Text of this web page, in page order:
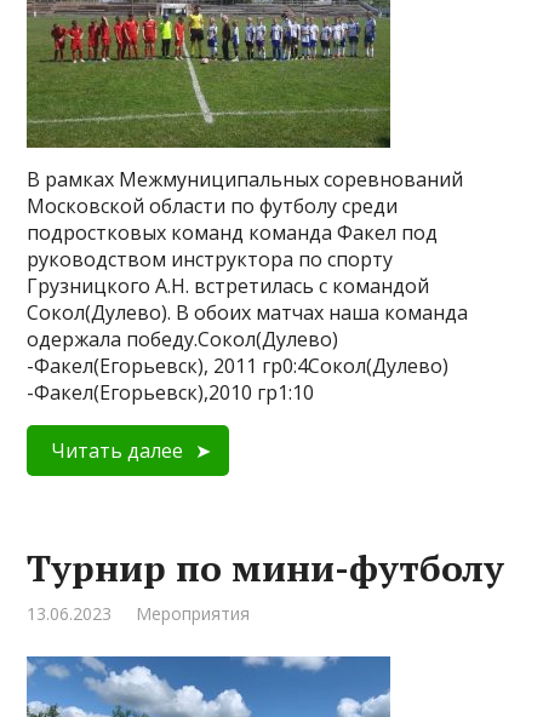
В рамках Межмуниципальных соревнований
Московской области по футболу среди
подростковых команд команда Факел под
руководством инструктора по спорту
Грузницкого А.Н. встретилась с командой
Сокол(Дулево). В обоих матчах наша команда
одержала победу.Сокол(Дулево)
-Факел(Егорьевск), 2011 гр0:4Сокол(Дулево)
-Факел(Егорьевск),2010 гр1:10
Читать далее
Турнир по мини-футболу
13.06.2023 Мероприятия